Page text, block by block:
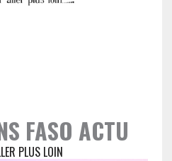
FASO ACTU
PLUS LOIN